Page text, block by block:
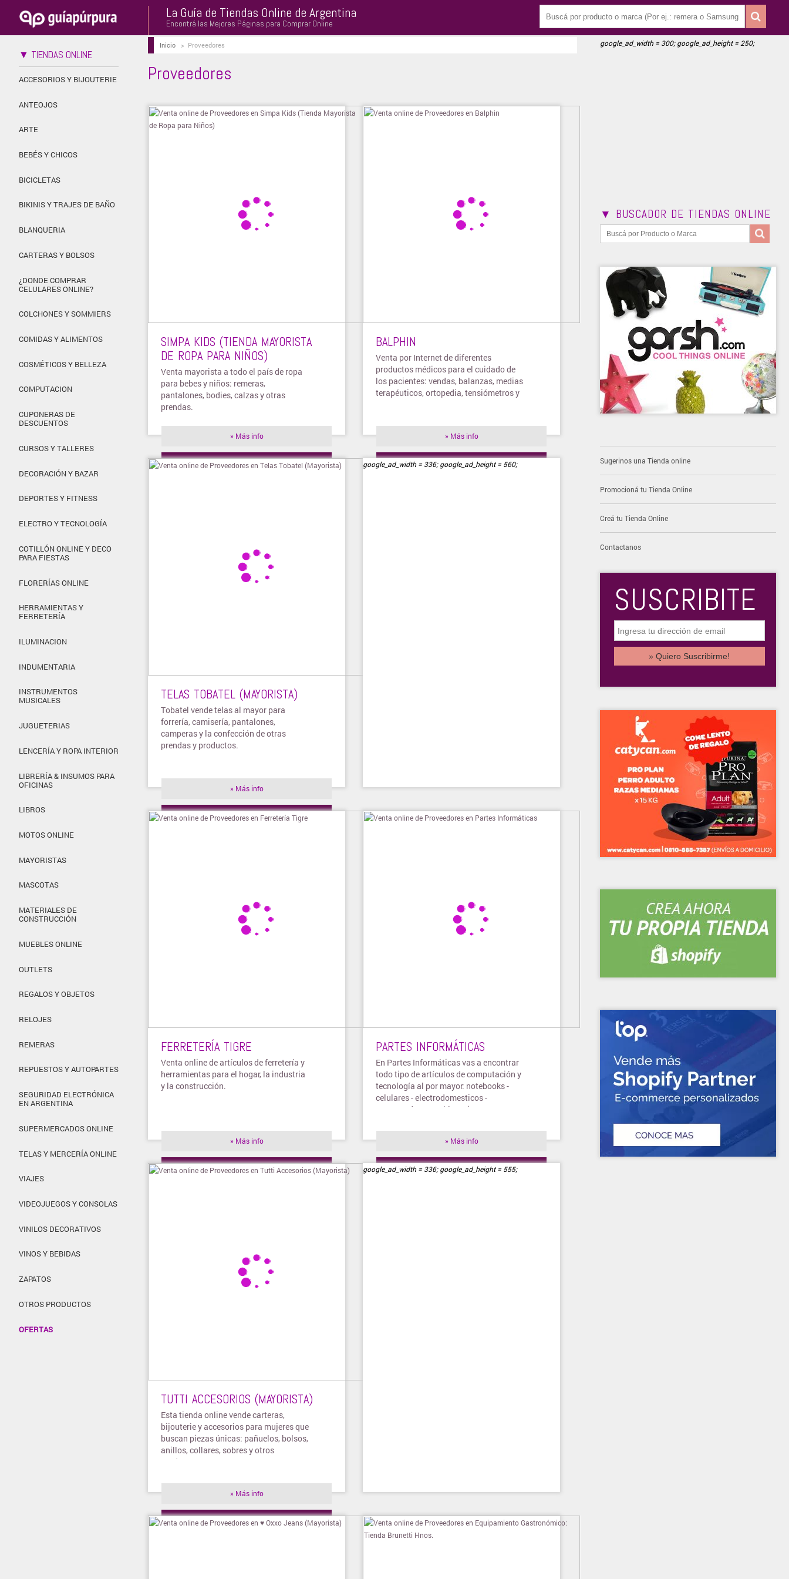
La Guía de Tiendas Online de Argentina
Encontrá las Mejores Páginas para Comprar Online
▼ TIENDAS ONLINE
ACCESORIOS Y BIJOUTERIE
ANTEOJOS
ARTE
BEBÉS Y CHICOS
BICICLETAS
BIKINIS Y TRAJES DE BAÑO
BLANQUERIA
CARTERAS Y BOLSOS
¿DONDE COMPRAR
CELULARES ONLINE?
COLCHONES Y SOMMIERS
COMIDAS Y ALIMENTOS
COSMÉTICOS Y BELLEZA
COMPUTACION
CUPONERAS DE
DESCUENTOS
CURSOS Y TALLERES
DECORACIÓN Y BAZAR
DEPORTES Y FITNESS
ELECTRO Y TECNOLOGÍA
COTILLÓN ONLINE Y DECO
PARA FIESTAS
FLORERÍAS ONLINE
HERRAMIENTAS Y
FERRETERÍA
ILUMINACION
INDUMENTARIA
INSTRUMENTOS
MUSICALES
JUGUETERIAS
LENCERÍA Y ROPA INTERIOR
LIBRERÍA & INSUMOS PARA
OFICINAS
LIBROS
MOTOS ONLINE
MAYORISTAS
MASCOTAS
MATERIALES DE
CONSTRUCCIÓN
MUEBLES ONLINE
OUTLETS
REGALOS Y OBJETOS
RELOJES
REMERAS
REPUESTOS Y AUTOPARTES
SEGURIDAD ELECTRÓNICA
EN ARGENTINA
SUPERMERCADOS ONLINE
TELAS Y MERCERÍA ONLINE
VIAJES
VIDEOJUEGOS Y CONSOLAS
VINILOS DECORATIVOS
VINOS Y BEBIDAS
ZAPATOS
OTROS PRODUCTOS
OFERTAS
Inicio> Proveedores
Proveedores
SIMPA KIDS (TIENDA MAYORISTA
DE ROPA PARA NIÑOS)
Venta mayorista a todo el país de ropa
para bebes y niños: remeras,
pantalones, bodies, calzas y otras
prendas.
» Más info
» Visitar tienda
BALPHIN
Venta por Internet de diferentes
productos médicos para el cuidado de
los pacientes: vendas, balanzas, medias
terapéuticos, ortopedia, tensiómetros y
» Más info
» Visitar tienda
TELAS TOBATEL (MAYORISTA)
Tobatel vende telas al mayor para
forrería, camisería, pantalones,
camperas y la confección de otras
prendas y productos.
» Más info
» Visitar tienda
google_ad_width = 336; google_ad_height = 560;
FERRETERÍA TIGRE
Venta online de artículos de ferretería y
herramientas para el hogar, la industria
y la construcción.
» Más info
» Visitar tienda
PARTES INFORMÁTICAS
En Partes Informáticas vas a encontrar
todo tipo de artículos de computación y
tecnología al por mayor: notebooks -
celulares - electrodomesticos -
computadoras - tablets - impresoras
» Más info
» Visitar tienda
TUTTI ACCESORIOS (MAYORISTA)
Esta tienda online vende carteras,
bijouterie y accesorios para mujeres que
buscan piezas únicas: pañuelos, bolsos,
anillos, collares, sobres y otros
productos.
» Más info
» Visitar tienda
google_ad_width = 336; google_ad_height = 555;
google_ad_width = 300; google_ad_height = 250;
▼ BUSCADOR DE TIENDAS ONLINE
Sugerinos una Tienda online
Promocioná tu Tienda Online
Creá tu Tienda Online
Contactanos
SUSCRIBITE